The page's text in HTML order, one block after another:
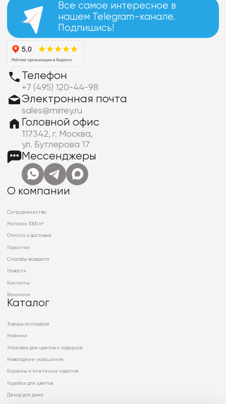
Все самое интересное в
нашем Telegram-канале.
Подпишись!
Телефон
+7 (495) 120-44-98
Электронная почта
sales@mirrey.ru
Головной офис
117342, г. Москва,
ул. Бутлерова 17
Мессенджеры
О компании
Сотрудничество
Магазин 1000 м²
Оплата и доставка
Гарантии
Способы возврата
Новости
Контакты
Вакансии
Каталог
Товары со скидкой
Новинки
Упаковка для цветов и подарков
Новогодние украшения
Корзины и плетеные изделия
Коробки для цветов
Декор для дома